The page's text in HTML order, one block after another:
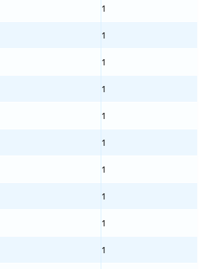
1
1
1
1
1
1
1
1
1
1